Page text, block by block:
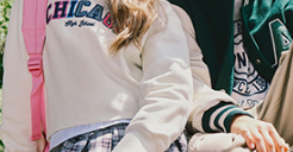
les enfants OVS. Avec une
Taille élastique et imprimé cool